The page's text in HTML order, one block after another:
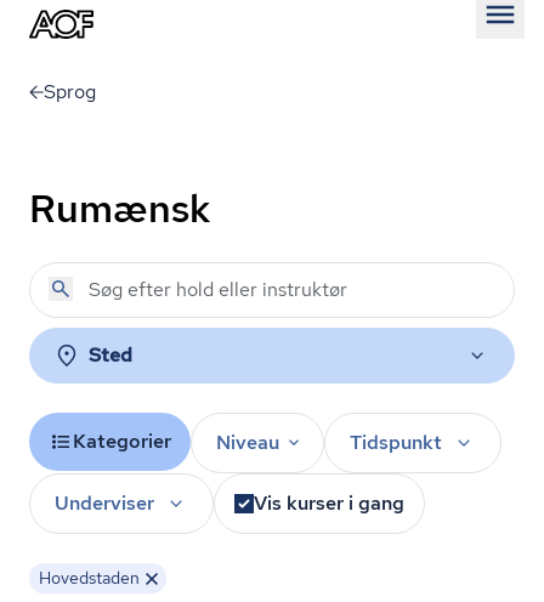
Sprog
Rumænsk
Sted
Kategorier Niveau Tidspunkt
Underviser Vis kurser i gang
Hovedstaden